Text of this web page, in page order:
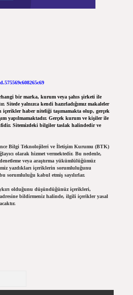
bir marka, kurum veya şahıs şirketi ile
Sitede yalnızca kendi hazırladığımız makaleler
içerikler haber niteliği taşımamakta olup, gerçek
yapılmamaktadır. Gerçek kurum ve kişiler ile
Sitemizdeki bilgiler taslak halindedir ve
Bilgi Teknolojileri ve İletişim Kurumu (BTK)
olarak hizmet vermektedir. Bu nedenle,
veya araştırma yükümlülüğümüz
yazdıkları içeriklerin sorumluluğunu
sorumluluğu kabul etmiş sayılırlar.
olduğunu düşündüğünüz içerikleri,
bildirmeniz halinde, ilgili içerikler yasal